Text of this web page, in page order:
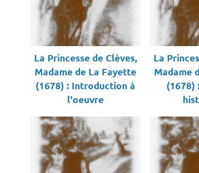
La Princesse de Clèves,
Madame de La Fayette
(1678) : Introduction à
l'oeuvre
La
Madame
(1678)